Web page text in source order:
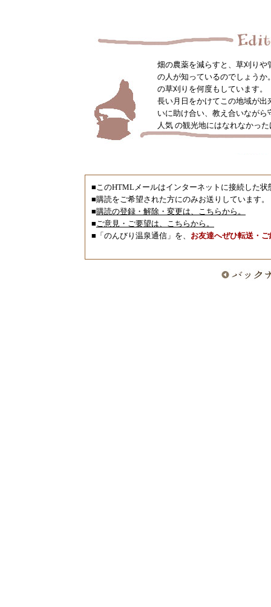
畑の農薬を減らすと、草刈り
の人が知っているのでしょう
の草刈りを何度もしています。
長い月日をかけてこの地域が
いに助け合い、教え合いなが
人気 の観光地にはなれなかっ
■このHTMLメールはインターネットに接続した状
■購読をご希望された方にのみお送りしています。
■購読の登録・解除・変更は、こちらから。
■ご意見・ご要望は、こちらから。
■「のんびり温泉通信」を、 お友達へぜひ転送・